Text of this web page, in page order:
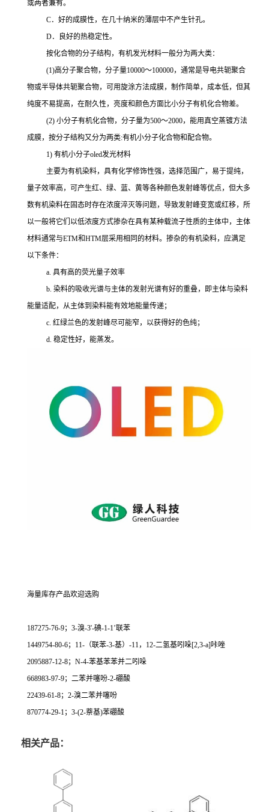
或两者兼有。
C．好的成膜性，在几十纳米的薄层中不产生针孔。
D．良好的热稳定性。
按化合物的分子结构，有机发光材料一般分为两大类：
(1)高分子聚合物，分子量10000～100000，通常是导电共轭聚合
物或半导体共轭聚合物，可用旋涂方法成膜，制作简单，成本低，但其
纯度不易提高，在耐久性，亮度和颜色方面比小分子有机化合物差。
(2) 小分子有机化合物，分子量为500～2000，能用真空蒸镀方法
成膜，按分子结构又分为两类:有机小分子化合物和配合物。
1) 有机小分子oled发光材料
主要为有机染料，具有化学修饰性强，选择范围广，易于提纯，
量子效率高，可产生红、绿、蓝、黄等各种颜色发射峰等优点，但大多
数有机染料在固态时存在浓度淬灭等问题，导致发射峰变宽或红移，所
以一般将它们以低浓度方式掺杂在具有某种载流子性质的主体中，主体
材料通常与ETM和HTM层采用相同的材料。掺杂的有机染料，应满足
以下条件：
a. 具有高的荧光量子效率
b. 染料的吸收光谱与主体的发射光谱有好的重叠，即主体与染料
能量适配，从主体到染料能有效地能量传递；
c. 红绿兰色的发射峰尽可能窄，以获得好的色纯；
d. 稳定性好，能蒸发。
海量库存产品欢迎选购
187275-76-9；3-溴-3'-碘-1-1’联苯
1449754-80-6；11-（联苯-3-基）-11，12-二氢基吲哚[2,3-a]咔唑
2095887-12-8；N-4-苯基苯苯并二吲哚
668983-97-9；二苯并噻吩-2-硼酸
22439-61-8；2-溴二苯并噻吩
870774-29-1；3-(2-萘基)苯硼酸
相关产品：